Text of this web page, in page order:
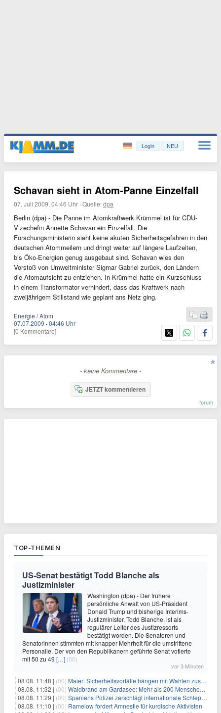
Login NEU
Schavan sieht in Atom-Panne Einzelfall
07. Juli 2009, 04:46 Uhr ·Quelle:dpa
Berlin (dpa) - Die Panne im Atomkraftwerk Krümmel ist für CDU-
Vizechefin Annette Schavan ein Einzelfall. Die
Forschungsministerin sieht keine akuten Sicherheitsgefahren in den
deutschen Atommeilern und dringt weiter auf längere Laufzeiten,
bis Öko-Energien genug ausgebaut sind. Schavan wies den
Vorstoß von Umweltminister Sigmar Gabriel zurück, den Ländern
die Atomaufsicht zu entziehen. In Krümmel hatte ein Kurzschluss
in einem Transformator verhindert, dass das Kraftwerk nach
zweijährigem Stillstand wie geplant ans Netz ging.
Energie / Atom
07.07.2009 ·04:46 Uhr
[0 Kommentare]
- keine Kommentare -
JETZT kommentieren
forum
TOP-THEMEN
US-Senat bestätigt Todd Blanche als
Justizminister
Washington (dpa) - Der frühere
persönliche Anwalt von US-Präsident
Donald Trump und bisherige Interims-
Justizminister, Todd Blanche, ist als
regulärer Leiter des Justizressorts
bestätigt worden. Die Senatoren und
Senatorinnen stimmten mit knapper Mehrheit für die umstrittene
Personalie. Der von den Republikanern geführte Senat votierte
mit 50 zu 49 […] (00)
vor 3 Minuten
08.08. 11:48 | (00) Maier: Sicherheitsvorfälle hängen mit Wahlen zusammen
08.08. 11:32 | (00) Waldbrand am Gardasee: Mehr als 200 Menschen evakuiert
08.08. 11:29 | (00) Spaniens Polizei zerschlägt internationale Schlepperbande
08.08. 11:10 | (00) Ramelow fordert Amnestie für kurdische Aktivisten